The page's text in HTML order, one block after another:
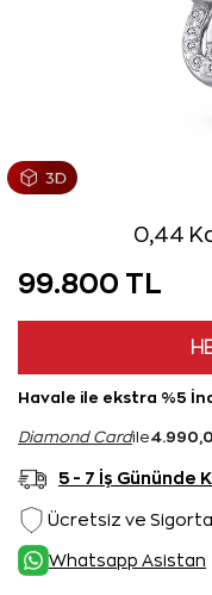
0,44
99.800 TL
Havale ile ekstra %5
Diamond Cardile
5 - 7 İş Gününde
Ücretsiz ve
Whatsapp Asistan